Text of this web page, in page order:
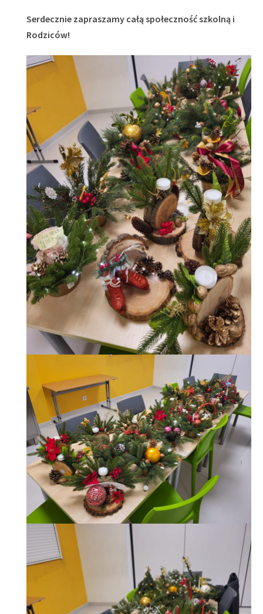
Serdecznie zapraszamy całą społeczność szkolną i
Rodziców!